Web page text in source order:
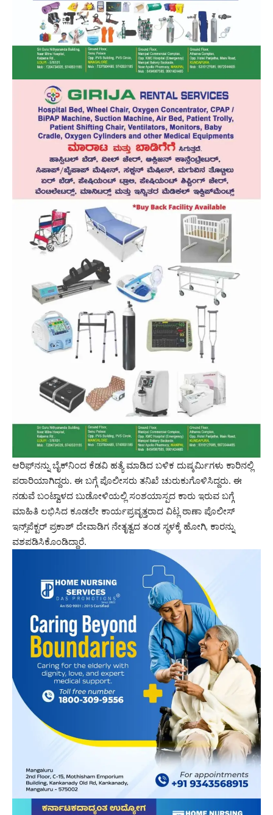
ಆರಿಫ್‌ನನ್ನು ಬೈಕ್‌ನಿಂದ ಕೆಡವಿ ಹತ್ಯೆ ಮಾಡಿದ ಬಳಿಕ ದುಷ್ಕರ್ಮಿಗಳು ಕಾರಿನಲ್ಲಿ
ಪರಾರಿಯಾಗಿದ್ದರು. ಈ ಬಗ್ಗೆ ಪೊಲೀಸರು ತನಿಖೆ ಚುರುಕುಗೊಳಿಸಿದ್ದರು. ಈ
ನಡುವೆ ಬಂಟ್ವಾಳದ ಬುಡೋಳಿಯಲ್ಲಿ ಸಂಶಯಾಸ್ಪದ ಕಾರು ಇರುವ ಬಗ್ಗೆ
ಮಾಹಿತಿ ಲಭಿಸಿದ ಕೂಡಲೇ ಕಾರ್ಯಪ್ರವೃತ್ತರಾದ ವಿಟ್ಲ ಠಾಣಾ ಪೊಲೀಸ್
ಇನ್ಸ್‌ಪೆಕ್ಟರ್ ಪ್ರಕಾಶ್ ದೇವಾಡಿಗ ನೇತೃತ್ವದ ತಂಡ ಸ್ಥಳಕ್ಕೆ ಹೋಗಿ, ಕಾರನ್ನು
ವಶಪಡಿಸಿಕೊಂಡಿದ್ದಾರೆ.